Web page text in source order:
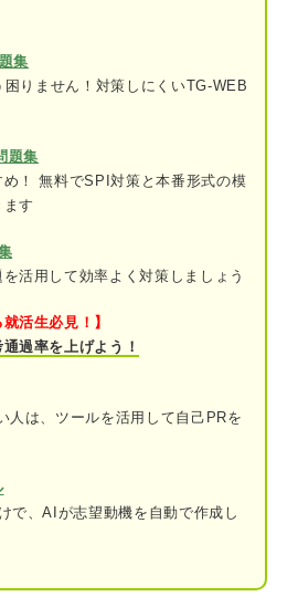
（難易度：★★★★☆）
（難易度：★★★☆☆）
（難易度：★★★☆☆）
（難易度：★★★★☆）
（難易度：★★★★★）
（難易度：★★☆☆☆）
（難易度：★★★★☆）
集
りません！対策しにくいTG-WEB
題集
！ 無料でSPI対策と本番形式の模
す
活用して効率よく対策しましょう
活生必見！】
過率を上げよう！
人は、ツールを活用して自己PRを
で、AIが志望動機を自動で作成し